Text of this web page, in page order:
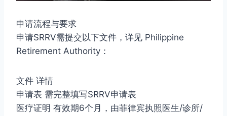
申请流程与要求
申请SRRV需提交以下文件，详见 Philippine
Retirement Authority：
文件 详情
申请表 需完整填写SRRV申请表
医疗证明 有效期6个月，由菲律宾执照医生/诊所/